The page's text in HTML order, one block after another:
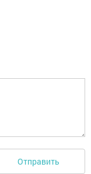
Отправить